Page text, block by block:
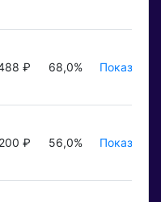
₽ 68,0% Показать ₽
₽ 56,0% Показать ₽